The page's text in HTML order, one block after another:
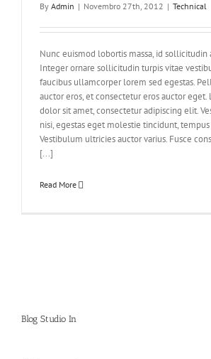
By Admin | Novembro 27th, 2012 | Technical
Nunc euismod lobortis massa, id sollicitudin
Integer ornare sollicitudin turpis vitae
faucibus ullamcorper lorem sed egestas.
auctor eros, et consectetur eros auctor eget.
dolor sit amet, consectetur adipiscing elit.
nisi, egestas eget molestie tincidunt, tempus
Vestibulum ultricies auctor varius. Fusce
[...]
Read More
Blog Studio In